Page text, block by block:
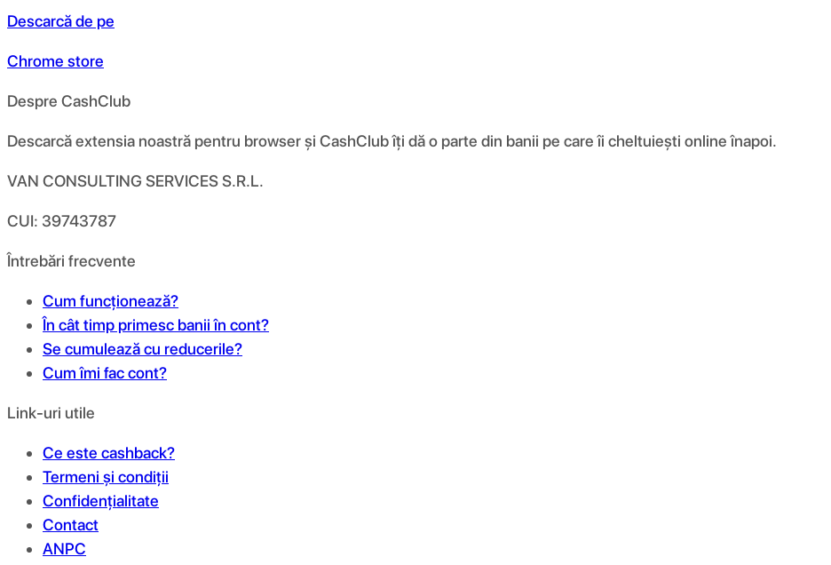
Descarcă de pe
Chrome store
Despre CashClub
Descarcă extensia noastră pentru browser și CashClub îți dă o parte din banii pe care îi cheltuiești online înapoi.
VAN CONSULTING SERVICES S.R.L.
CUI: 39743787
Întrebări frecvente
Cum funcționează?
În cât timp primesc banii în cont?
Se cumulează cu reducerile?
Cum îmi fac cont?
Link-uri utile
Ce este cashback?
Termeni și condiții
Confidențialitate
Contact
ANPC